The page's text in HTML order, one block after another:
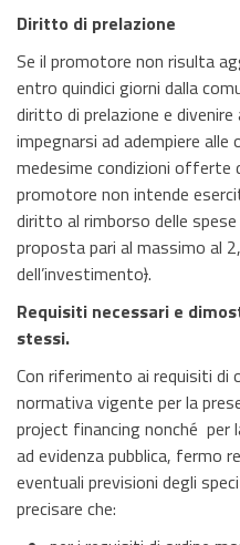
Diritto di prelazione
Se il promotore non risulta
entro quindici giorni dalla
diritto di prelazione e
impegnarsi ad adempiere
medesime condizioni offerte
promotore non intende
diritto al rimborso delle
proposta pari al massimo al
dell’investimento).
Requisiti necessari e
stessi.
Con riferimento ai requisiti di
normativa vigente per la
project financing nonché per
ad evidenza pubblica, fermo
eventuali previsioni degli
precisare che: